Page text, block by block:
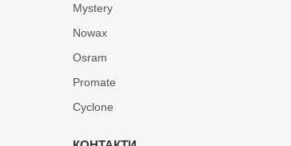
Mystery
Nowax
Osram
Promate
Cyclone